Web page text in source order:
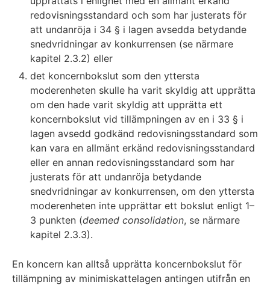
redovisningsstandard och som har justerats för
att undanröja i 34 § i lagen avsedda betydande
snedvridningar av konkurrensen (se närmare
kapitel 2.3.2) eller
det koncernbokslut som den yttersta
moderenheten skulle ha varit skyldig att upprätta
om den hade varit skyldig att upprätta ett
koncernbokslut vid tillämpningen av en i 33 § i
lagen avsedd godkänd redovisningsstandard som
kan vara en allmänt erkänd redovisningsstandard
eller en annan redovisningsstandard som har
justerats för att undanröja betydande
snedvridningar av konkurrensen, om den yttersta
moderenheten inte upprättar ett bokslut enligt 1–
3 punkten (deemed consolidation, se närmare
kapitel 2.3.3).
En koncern kan alltså upprätta koncernbokslut för
tillämpning av minimiskattelagen antingen utifrån en